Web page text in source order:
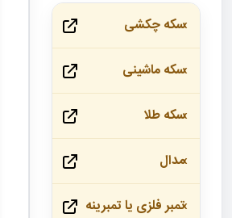
سکه چکشی
سکه ماشینی
سکه طلا
مدال
تمبر فلزی یا تمبرینه